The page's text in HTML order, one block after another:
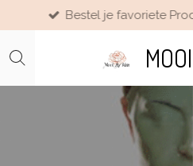
direct
naar
hoofdinhoud
Bestel je favoriete